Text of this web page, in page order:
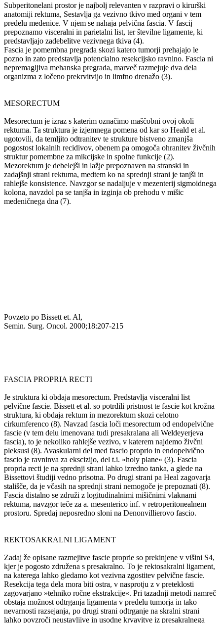
Subperitonelani prostor je najbolj relevanten v razpravi o kirurški
anatomiji rektuma, Sestavlja ga vezivno tkivo med organi v tem
predelu medenice. V njem se nahaja pelvična fascia. V fascij
prepoznamo visceralni in parietalni list, ter številne ligamente, ki
predstavljajo zadebelitve vezivnega tkiva (4).
Fascia je pomembna pregrada skozi katero tumorji prehajajo le
pozno in zato predstavlja potencialno resekcijsko ravnino. Fascia ni
nepremagljiva mehanska pregrada, marveč razmejuje dva dela
organizma z ločeno prekrvitvijo in limfno drenažo (3).
MESORECTUM
Mesorectum je izraz s katerim označimo maščobni ovoj okoli
rektuma. Ta struktura je izjemnega pomena od kar so Heald et al.
ugotovili, da temljito odtranitev te strukture bistveno zmanjša
pogostost lokalnih recidivov, obenem pa omogoča ohranitev živčnih
struktur pomembne za mikcijske in spolne funkcije (2).
Mezorektum je debelejši in lažje prepoznaven na stranski in
zadajšnji strani rektuma, medtem ko na sprednji strani je tanjši in
rahlejše konsistence. Navzgor se nadaljuje v mezenterij sigmoidnega
kolona, navzdol pa se tanjša in izginja ob prehodu v mišic
medeničnega dna (7).
Povzeto po Bissett et. Al,
Semin. Surg. Oncol. 2000;18:207-215
FASCIA PROPRIA RECTI
Je struktura ki obdaja mesorectum. Predstavlja visceralni list
pelvične fascie. Bissett et al. so potrdili pristnost te fascie kot krožna
struktura, ki obdaja rektum in mezorektum skozi celotno
cirkumferenco (8). Navzad fascia loči mesorectum od endopelvične
fascie (v tem delu imenovana tudi presakralana ali Weldeyerjeva
fascia), to je nekoliko rahlejše vezivo, v katerem najdemo živčni
pleksusi (8). Avaskularni del med fascio proprio in endopelvično
fascio je ravninva za ekscizijo, del t.i. »holy plane« (3). Fascia
propria recti je na sprednji strani lahko izredno tanka, a glede na
Bissettovi študiji vedno prisotna. Po drugi strani pa Heal zagovarja
stališče, da je včasih na sprednji strani nemogoče je prepoznati (8).
Fascia distalno se združi z logitudinalnimi mišičnimi vlaknami
rektuma, navzgor teče za a. mesenterico inf. v retroperitonealnem
prostoru. Spredaj neposredno sloni na Denonvillierovo fascio.
REKTOSAKRALNI LIGAMENT
Zadaj že opisane razmejitve fascie proprie so prekinjene v višini S4,
kjer je pogosto združena s presakralno. To je rektosakralni ligament,
na katerega lahko gledamo kot vezivna zgostitev pelvične fascie.
Resekcija tega dela mora biti ostra, v nasprotju z v preteklosti
zagovarjano »tehniko ročne ekstrakcije«. Pri tazadnji metodi namreč
obstaja možnost odtrganja ligamenta v predelu tumorja in tako
nevarnosti razsejanja, po drugi strani odtrganje na skralni strani
lahko povzroči neustavljive in usodne krvavitve iz presakralnega